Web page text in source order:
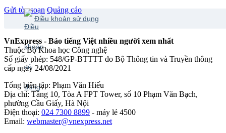
Gửi tòa soạn Quảng cáo
Điều khoản sử dụng
VnExpress - Báo tiếng Việt nhiều người xem nhất
Thuộc Bộ Khoa học Công nghệ
Số giấy phép: 548/GP-BTTTT do Bộ Thông tin và Truyền thông
cấp ngày 24/08/2021
Tổng biên tập: Phạm Văn Hiếu
Địa chỉ: Tầng 10, Tòa A FPT Tower, số 10 Phạm Văn Bạch,
phường Cầu Giấy, Hà Nội
Điện thoại: 024 7300 8899 - máy lẻ 4500
Email: webmaster@vnexpress.net